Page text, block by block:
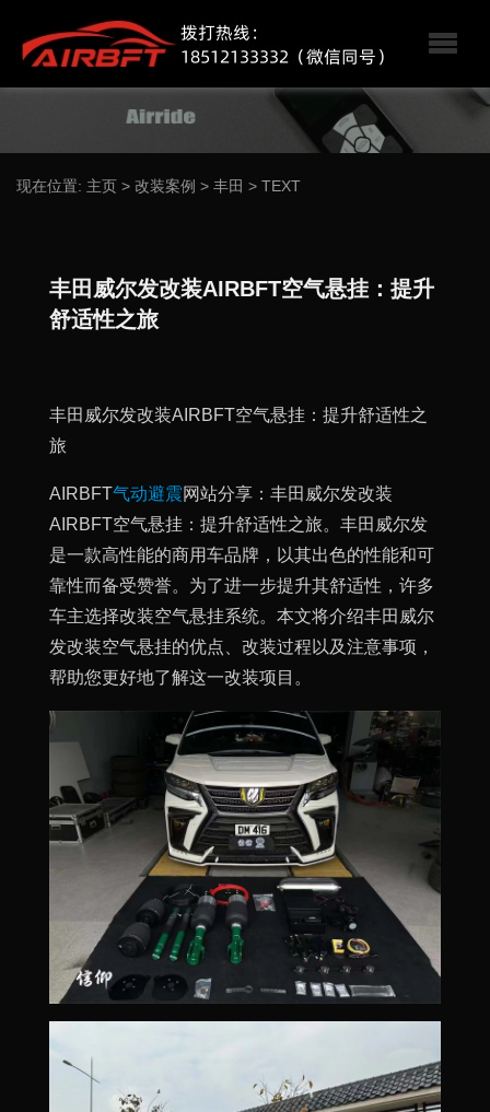
现在位置: 主页 > 改装案例 > 丰田 > TEXT
丰田威尔发改装AIRBFT空气悬挂：提升
舒适性之旅
丰田威尔发改装AIRBFT空气悬挂：提升舒适性之
旅
AIRBFT气动避震网站分享：丰田威尔发改装
AIRBFT空气悬挂：提升舒适性之旅。丰田威尔发
是一款高性能的商用车品牌，以其出色的性能和可
靠性而备受赞誉。为了进一步提升其舒适性，许多
车主选择改装空气悬挂系统。本文将介绍丰田威尔
发改装空气悬挂的优点、改装过程以及注意事项，
帮助您更好地了解这一改装项目。